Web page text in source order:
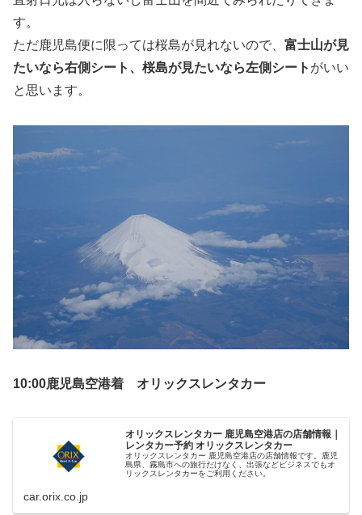
す。
ただ鹿児島便に限っては桜島が見れないので、 富士山が見
たいなら右側シート、桜島が見たいなら左側シート がいい
と思います。
10:00鹿児島空港着 オリックスレンタカー
オリックスレンタカー 鹿児島空港店の店舗情報｜
レンタカー予約 オリックスレンタカー
オリックスレンタカー 鹿児島空港店の店舗情報です。鹿児
島県、霧島市への旅行だけなく、出張などビジネスでもオ
リックスレンタカーをご利用ください。
car.orix.co.jp